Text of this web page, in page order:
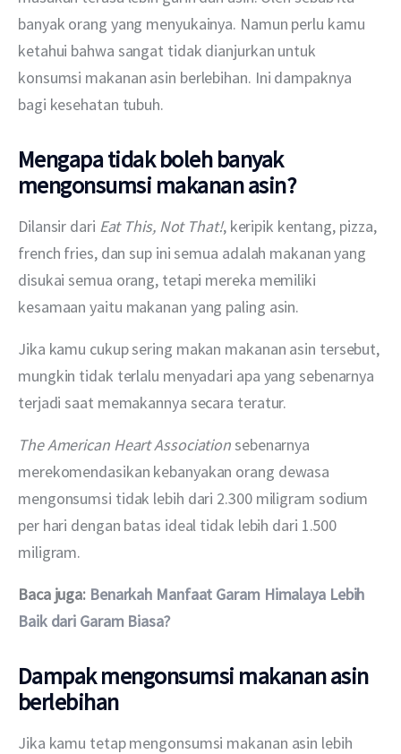
Berita
Layanan
banyak orang yang menyukainya. Namun perlu kamu
ketahui bahwa sangat tidak dianjurkan untuk
konsumsi makanan asin berlebihan. Ini dampaknya
bagi kesehatan tubuh.
Mengapa tidak boleh banyak
mengonsumsi makanan asin?
Dilansir dari Eat This, Not That!, keripik kentang, pizza,
french fries, dan sup ini semua adalah makanan yang
disukai semua orang, tetapi mereka memiliki
kesamaan yaitu makanan yang paling asin.
Jika kamu cukup sering makan makanan asin tersebut,
mungkin tidak terlalu menyadari apa yang sebenarnya
terjadi saat memakannya secara teratur.
The American Heart Association sebenarnya
merekomendasikan kebanyakan orang dewasa
mengonsumsi tidak lebih dari 2.300 miligram sodium
per hari dengan batas ideal tidak lebih dari 1.500
miligram.
Baca juga: Benarkah Manfaat Garam Himalaya Lebih
Baik dari Garam Biasa?
Dampak mengonsumsi makanan asin
berlebihan
Jika kamu tetap mengonsumsi makanan asin lebih